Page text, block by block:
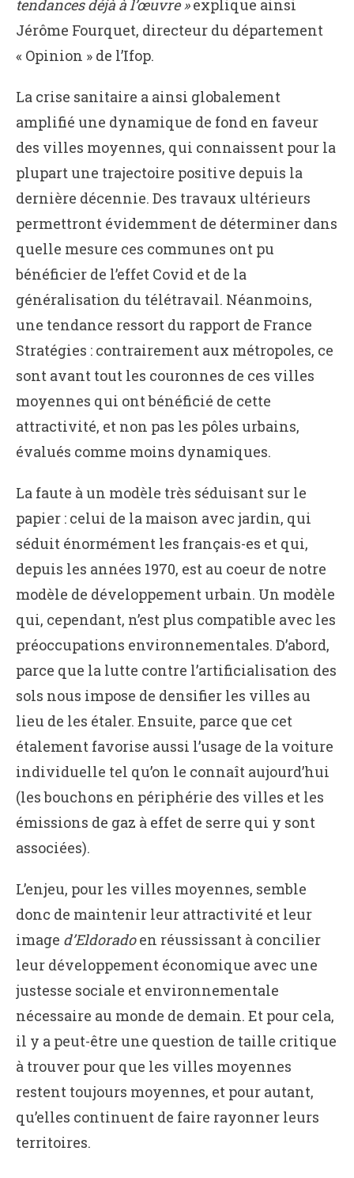
tendances déjà à l’œuvre »explique ainsi
Jérôme Fourquet, directeur du département
« Opinion » de l’Ifop.
La crise sanitaire a ainsi globalement
amplifié une dynamique de fond en faveur
des villes moyennes, qui connaissent pour la
plupart une trajectoire positive depuis la
dernière décennie. Des travaux ultérieurs
permettront évidemment de déterminer dans
quelle mesure ces communes ont pu
bénéficier de l’effet Covid et de la
généralisation du télétravail. Néanmoins,
une tendance ressort du rapport de France
Stratégies : contrairement aux métropoles, ce
sont avant tout les couronnes de ces villes
moyennes qui ont bénéficié de cette
attractivité, et non pas les pôles urbains,
évalués comme moins dynamiques.
La faute à un modèle très séduisant sur le
papier : celui de la maison avec jardin, qui
séduit énormément les français-es et qui,
depuis les années 1970, est au coeur de notre
modèle de développement urbain. Un modèle
qui, cependant, n’est plus compatible avec les
préoccupations environnementales. D’abord,
parce que la lutte contre l’artificialisation des
sols nous impose de densifier les villes au
lieu de les étaler. Ensuite, parce que cet
étalement favorise aussi l’usage de la voiture
individuelle tel qu’on le connaît aujourd’hui
(les bouchons en périphérie des villes et les
émissions de gaz à effet de serre qui y sont
associées).
L’enjeu, pour les villes moyennes, semble
donc de maintenir leur attractivité et leur
image d’Eldoradoen réussissant à concilier
leur développement économique avec une
justesse sociale et environnementale
nécessaire au monde de demain. Et pour cela,
il y a peut-être une question de taille critique
à trouver pour que les villes moyennes
restent toujours moyennes, et pour autant,
qu’elles continuent de faire rayonner leurs
territoires.